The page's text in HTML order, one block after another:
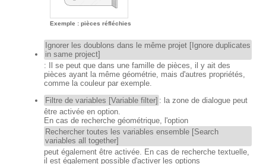
Exemple : pièces réfléchies
Ignorer les doublons dans le même projet [Ignore duplicates
in same project]
: Il se peut que dans une famille de pièces, il y ait des
pièces ayant la même géométrie, mais d'autres propriétés,
comme la couleur par exemple.
Filtre de variables [Variable filter] : la zone de dialogue peut
être activée en option.
En cas de recherche géométrique, l'option
Rechercher toutes les variables ensemble [Search
variables all together]
peut également être activée. En cas de recherche textuelle,
il est également possible d'activer les options